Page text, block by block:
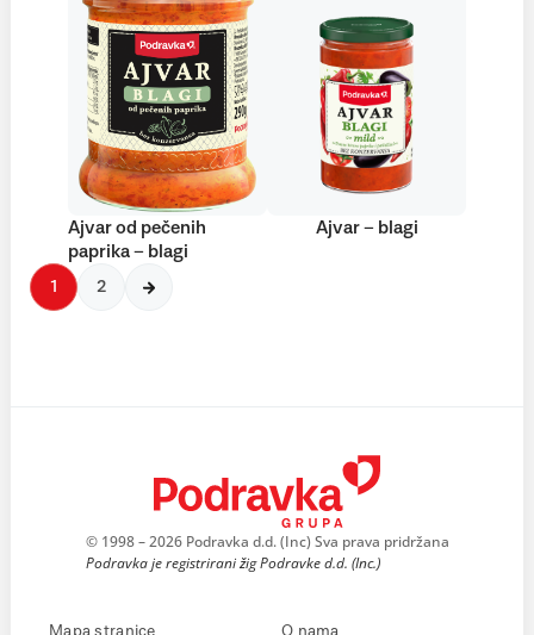
Ajvar od pečenih
paprika – blagi
Ajvar – blagi
1 2
© 1998 – 2026 Podravka d.d. (Inc) Sva prava pridržana
Podravka je registrirani žig Podravke d.d. (Inc.)
Mapa stranice O nama